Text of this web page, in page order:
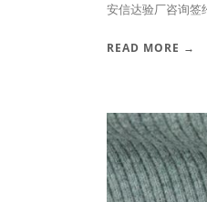
安信达验厂咨询签
READ MORE →